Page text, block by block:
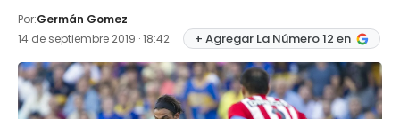
Por:Germán Gomez
14 de septiembre 2019 · 18:42
+ Agregar La Número 12 en